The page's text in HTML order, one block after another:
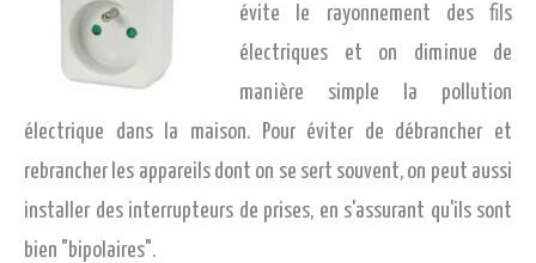
évite le rayonnement des fils
électriques et on diminue de
manière simple la pollution
électrique dans la maison. Pour éviter de débrancher et
rebrancher les appareils dont on se sert souvent, on peut aussi
installer des interrupteurs de prises, en s'assurant qu'ils sont
bien "bipolaires".